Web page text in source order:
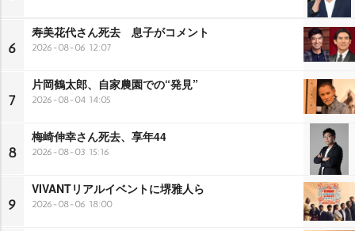
6
寿美花代さん死去 息子がコメント
2026-08-06 12:07
7
片岡鶴太郎、自家農園での“発見”
2026-08-04 14:05
8
梅崎伸幸さん死去、享年44
2026-08-03 15:16
9
VIVANTリアルイベントに堺雅人ら
2026-08-06 18:00